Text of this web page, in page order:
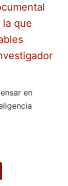
la que
en